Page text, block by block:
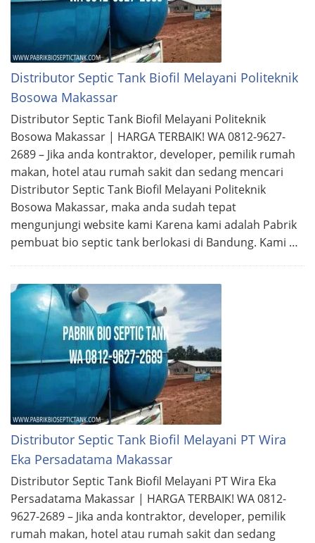
Distributor Septic Tank Biofil Melayani Politeknik
Bosowa Makassar
Distributor Septic Tank Biofil Melayani Politeknik
Bosowa Makassar | HARGA TERBAIK! WA 0812-9627-
2689 – Jika anda kontraktor, developer, pemilik rumah
makan, hotel atau rumah sakit dan sedang mencari
Distributor Septic Tank Biofil Melayani Politeknik
Bosowa Makassar, maka anda sudah tepat
mengunjungi website kami Karena kami adalah Pabrik
pembuat bio septic tank berlokasi di Bandung. Kami …
Distributor Septic Tank Biofil Melayani PT Wira
Eka Persadatama Makassar
Distributor Septic Tank Biofil Melayani PT Wira Eka
Persadatama Makassar | HARGA TERBAIK! WA 0812-
9627-2689 – Jika anda kontraktor, developer, pemilik
rumah makan, hotel atau rumah sakit dan sedang